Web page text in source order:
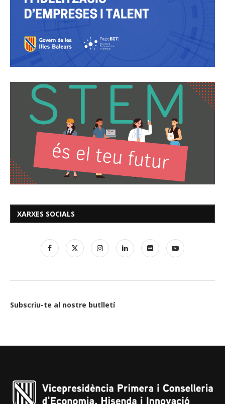
XARXES SOCIALS
Subscriu-te al nostre butlletí